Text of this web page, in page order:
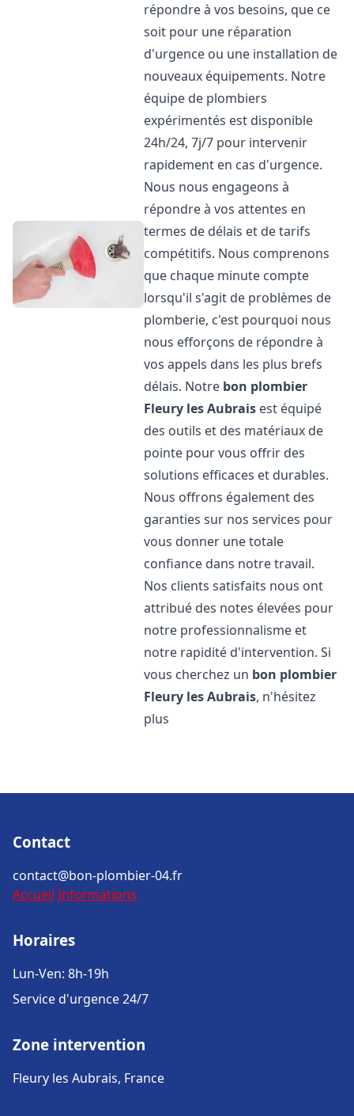
répondre à vos besoins, que ce
soit pour une réparation
d'urgence ou une installation de
nouveaux équipements. Notre
équipe de plombiers
expérimentés est disponible
24h/24, 7j/7 pour intervenir
rapidement en cas d'urgence.
Nous nous engageons à
répondre à vos attentes en
termes de délais et de tarifs
compétitifs. Nous comprenons
que chaque minute compte
lorsqu'il s'agit de problèmes de
plomberie, c'est pourquoi nous
nous efforçons de répondre à
vos appels dans les plus brefs
délais. Notre bon plombier
Fleury les Aubrais est équipé
des outils et des matériaux de
pointe pour vous offrir des
solutions efficaces et durables.
Nous offrons également des
garanties sur nos services pour
vous donner une totale
confiance dans notre travail.
Nos clients satisfaits nous ont
attribué des notes élevées pour
notre professionnalisme et
notre rapidité d'intervention. Si
vous cherchez un bon plombier
Fleury les Aubrais, n'hésitez
plus
Contact
contact@bon-plombier-04.fr
Accueil Informations
Horaires
Lun-Ven: 8h-19h
Service d'urgence 24/7
Zone intervention
Fleury les Aubrais, France